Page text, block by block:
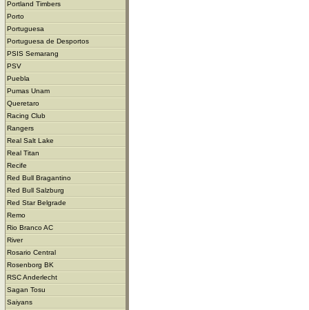
Portland Timbers
Porto
Portuguesa
Portuguesa de Desportos
PSIS Semarang
PSV
Puebla
Pumas Unam
Queretaro
Racing Club
Rangers
Real Salt Lake
Real Titan
Recife
Red Bull Bragantino
Red Bull Salzburg
Red Star Belgrade
Remo
Rio Branco AC
River
Rosario Central
Rosenborg BK
RSC Anderlecht
Sagan Tosu
Saiyans